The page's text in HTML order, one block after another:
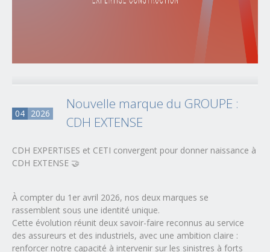
04 2026
Nouvelle marque du GROUPE :
CDH EXTENSE
CDH EXPERTISES et CETI convergent pour donner naissance à
CDH EXTENSE 🤝
À compter du 1er avril 2026, nos deux marques se
rassemblent sous une identité unique.
Cette évolution réunit deux savoir-faire reconnus au service
des assureurs et des industriels, avec une ambition claire :
renforcer notre capacité à intervenir sur les sinistres à forts